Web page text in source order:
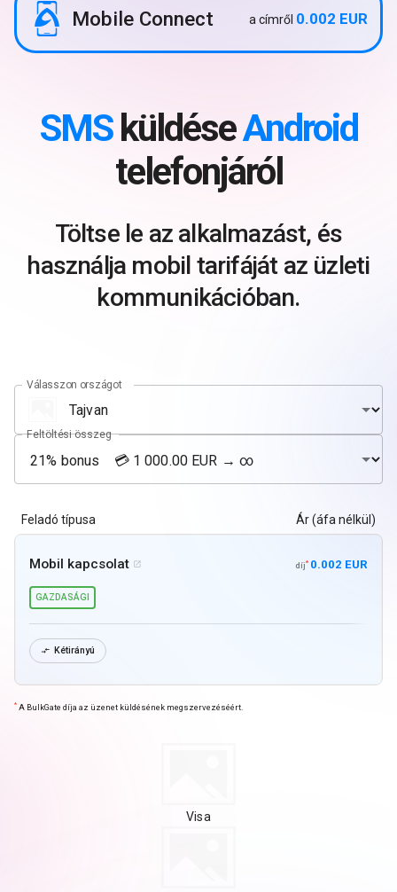
Mobile Connect a címről 0.002 EUR
SMSküldéseAndroid
telefonjáról
Töltse le az alkalmazást, és
használja mobil tarifáját az üzleti
kommunikációban.
Válasszon országot
Feltöltési összeg
Feladó típusa Ár (áfa nélkül)
Mobil kapcsolat  díj* 0.002 EUR
GAZDASÁGI
 Kétirányú
* A BulkGate díja az üzenet küldésének megszervezéséért.
Visa